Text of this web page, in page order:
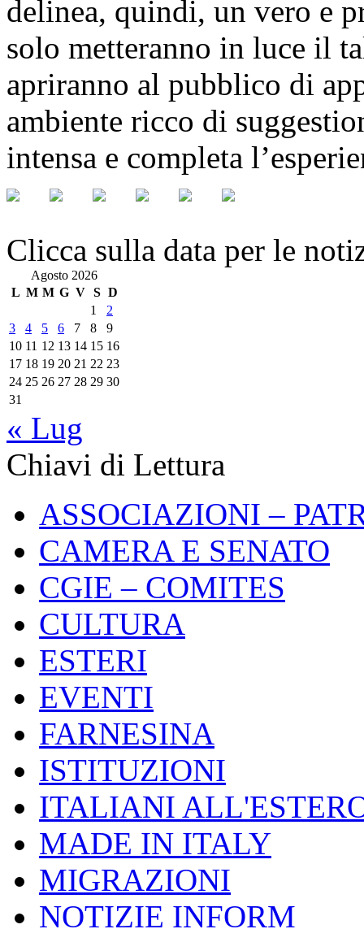
delinea, quindi, un vero e
solo metteranno in luce il
apriranno al pubblico di
ambiente ricco di
intensa e completa
Clicca sulla data per le
Agosto 2026
L M M G V S D
1
2
3
4 5 6 7 8
9
10 11 12 13 14 15 16
17 18 19 20 21 22 23
24 25 26 27 28 29 30
31
« Lug
Chiavi di Lettura
ASSOCIAZIONI –
CAMERA E SENATO
CGIE – COMITES
CULTURA
ESTERI
EVENTI
FARNESINA
ISTITUZIONI
ITALIANI
MADE IN ITALY
MIGRAZIONI
NOTIZIE INFORM